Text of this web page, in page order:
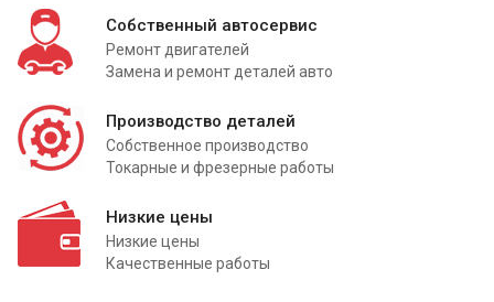
Собственный автосервис
Ремонт двигателей
Замена и ремонт деталей авто
Производство деталей
Собственное производство
Токарные и фрезерные работы
Низкие цены
Низкие цены
Качественные работы